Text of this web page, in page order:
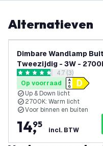
Alternatieven
Dimbare Wandlamp
Tweezijdig - 3W -
IP54 - Zwartreviews drawer
4.7 score sterren4.7 (3)
Op voorraad
Up & Down licht
2700K: Warm licht
Voor binnen en buiten
14,
95
incl. BTW